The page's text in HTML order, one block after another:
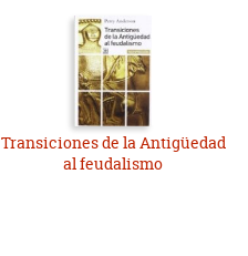
Transiciones de la Antigüedad
al feudalismo